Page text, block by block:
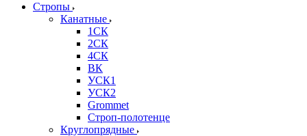
Стропы
Канатные
1СК
2СК
4СК
ВК
УСК1
УСК2
Grommet
Строп-полотенце
Круглопрядные